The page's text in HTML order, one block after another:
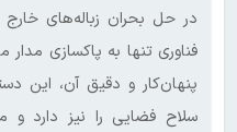
در حل بحران زباله‌های خارج
فناوری تنها به پاکسازی
پنهان‌کار و دقیق آن، این
سلاح فضایی را نیز دارد و